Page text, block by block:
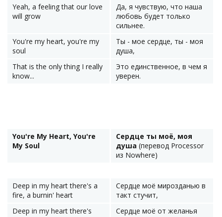
Yeah, a feeling that our love
will grow
Да, я чувствую, что наша
любовь будет только
сильнее.
You're my heart, you're my
soul
Ты - мое сердце, ты - моя
душа,
That is the only thing I really
know...
Это единственное, в чем я
уверен.
You're My Heart, You're
My Soul
Сердце ты моё, моя
душа (перевод Processor
из Nowhere)
Deep in my heart there's a
fire, a burnin' heart
Сердце моё мирозданью в
такт стучит,
Deep in my heart there's
Сердце моё от желанья